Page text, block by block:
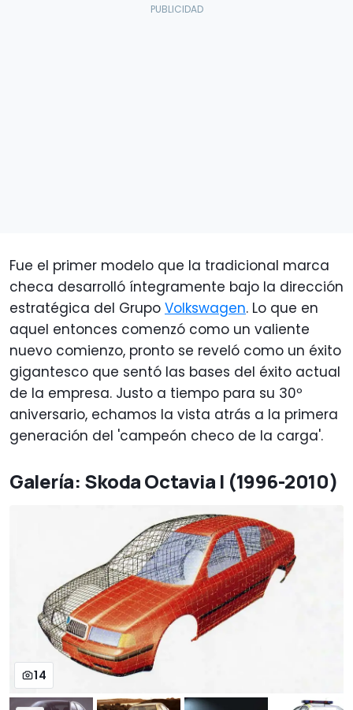
Fue el primer modelo que la tradicional marca
checa desarrolló íntegramente bajo la dirección
estratégica del Grupo Volkswagen. Lo que en
aquel entonces comenzó como un valiente
nuevo comienzo, pronto se reveló como un éxito
gigantesco que sentó las bases del éxito actual
de la empresa. Justo a tiempo para su 30º
aniversario, echamos la vista atrás a la primera
generación del 'campeón checo de la carga'.
Galería: Skoda Octavia I (1996-2010)
14